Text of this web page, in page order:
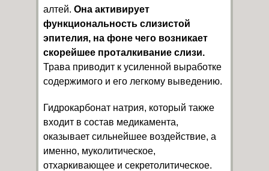
алтей. Она активирует
функциональность слизистой
эпителия, на фоне чего возникает
скорейшее проталкивание слизи.
Трава приводит к усиленной выработке
содержимого и его легкому выведению.
Гидрокарбонат натрия, который также
входит в состав медикамента,
оказывает сильнейшее воздействие, а
именно, муколитическое,
отхаркивающее и секретолитическое.